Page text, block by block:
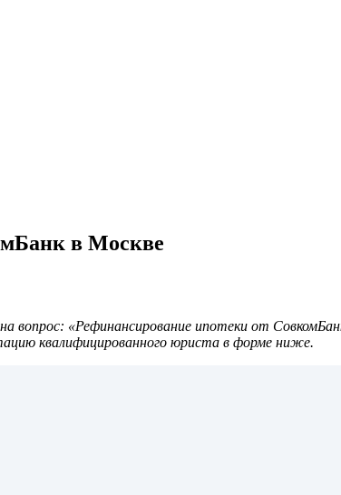
в Москве
«Рефинансирование ипотеки от
квалифицированного юриста в форме ниже.